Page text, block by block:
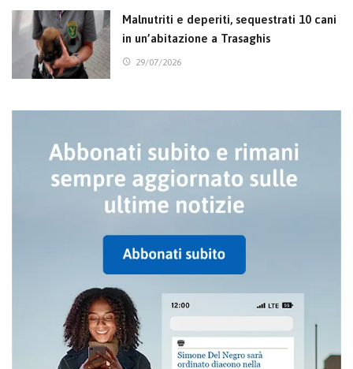
Malnutriti e deperiti, sequestrati 10 cani
in un’abitazione a Trasaghis
29/07/2026